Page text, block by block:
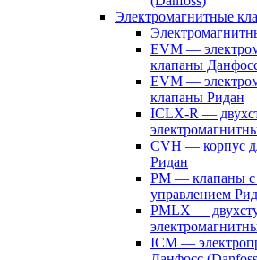
Электромагнитные
EVM —
клапаны
EVM —
клапаны Ридан
ICLX-R —
CVH — корпус
Ридан
PM — клапаны
управлением
PMLX —
ICM —